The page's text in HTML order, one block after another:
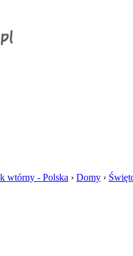
wtórny - Polska › Domy ›